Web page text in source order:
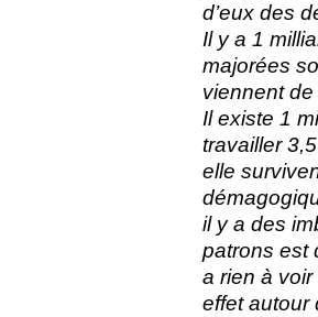
d’eux des
Il y a 1
majorées
viennent de
Il existe 1
travailler
elle
il y a des
patrons est
a rien à
effet autour